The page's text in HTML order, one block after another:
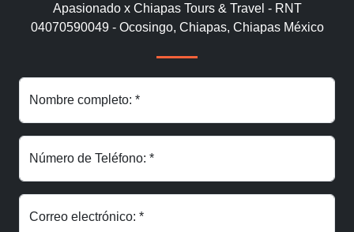
Apasionado x Chiapas Tours & Travel - RNT
04070590049 - Ocosingo, Chiapas, Chiapas México
Nombre completo: *
Número de Teléfono: *
Correo electrónico: *